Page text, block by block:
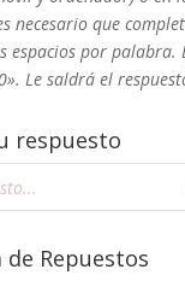
necesario que
espacios por palabra.
Le saldrá el
respuesto
Repuestos